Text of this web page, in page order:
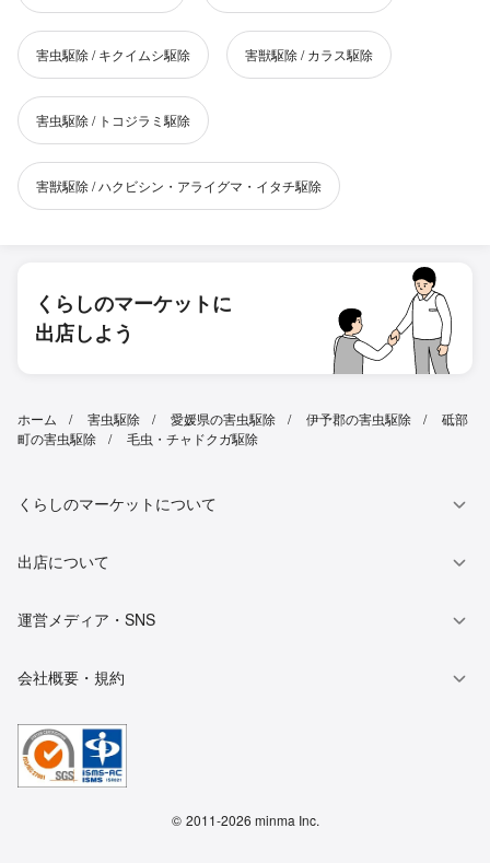
害虫駆除 / キクイムシ駆除 害獣駆除 / カラス駆除
害虫駆除 / トコジラミ駆除
害獣駆除 / ハクビシン・アライグマ・イタチ駆除
くらしのマーケットに
出店しよう
ホーム 害虫駆除 愛媛県の害虫駆除 伊予郡の害虫駆除
砥部
町の害虫駆除
毛虫・チャドクガ駆除
くらしのマーケットについて
出店について
運営メディア・SNS
会社概要・規約
© 2011-2026 minma Inc.